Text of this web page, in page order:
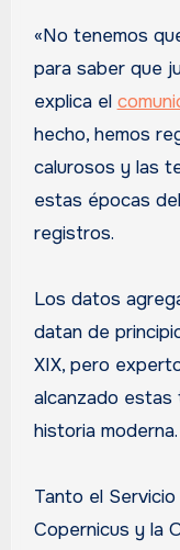
«No tenemos
para saber que
explica el
hecho, hemos
calurosos y las
estas épocas
registros.
Los datos
datan de
XIX, pero
alcanzado estas
historia moderna.
Tanto el
Copernicus y la